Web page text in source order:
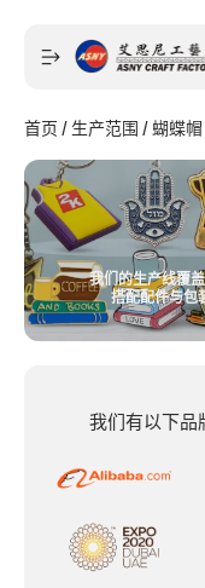
首页 / 生产范围 / 蝴蝶帽
我们的生产线覆
搭配配件与包
我们有以下品